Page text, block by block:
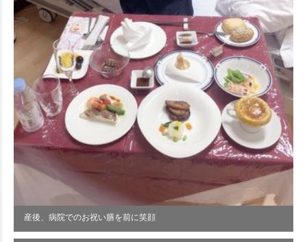
産後、病院でのお祝い膳を前に笑顔